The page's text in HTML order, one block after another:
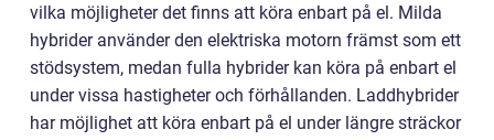
vilka möjligheter det finns att köra enbart på el. Milda
hybrider använder den elektriska motorn främst som ett
stödsystem, medan fulla hybrider kan köra på enbart el
under vissa hastigheter och förhållanden. Laddhybrider
har möjlighet att köra enbart på el under längre sträckor